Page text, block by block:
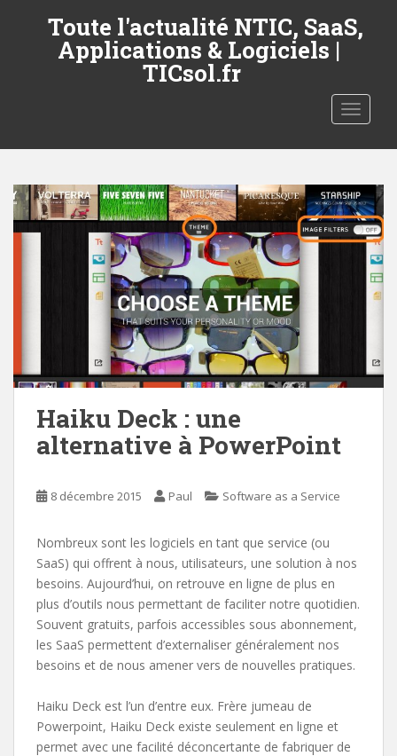
a
Toute l'actualité NTIC, SaaS,
Applications & Logiciels |
TICsol.fr
Haiku Deck : une
alternative à PowerPoint
8 décembre 2015 Paul Software as a Service
Nombreux sont les logiciels en tant que service (ou
SaaS) qui offrent à nous, utilisateurs, une solution à nos
besoins. Aujourd’hui, on retrouve en ligne de plus en
plus d’outils nous permettant de faciliter notre quotidien.
Souvent gratuits, parfois accessibles sous abonnement,
les SaaS permettent d’externaliser généralement nos
besoins et de nous amener vers de nouvelles pratiques.
Haiku Deck est l’un d’entre eux. Frère jumeau de
Powerpoint, Haiku Deck existe seulement en ligne et
permet avec une facilité déconcertante de fabriquer de